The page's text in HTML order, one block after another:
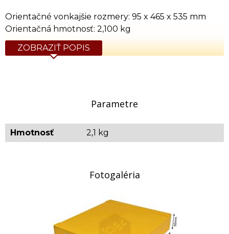
Orientačné vonkajšie rozmery: 95 x 465 x 535 mm
Orientačná hmotnosť: 2,100 kg
ZOBRAZIŤ POPIS
Parametre
Hmotnosť 2,1 kg
Fotogaléria